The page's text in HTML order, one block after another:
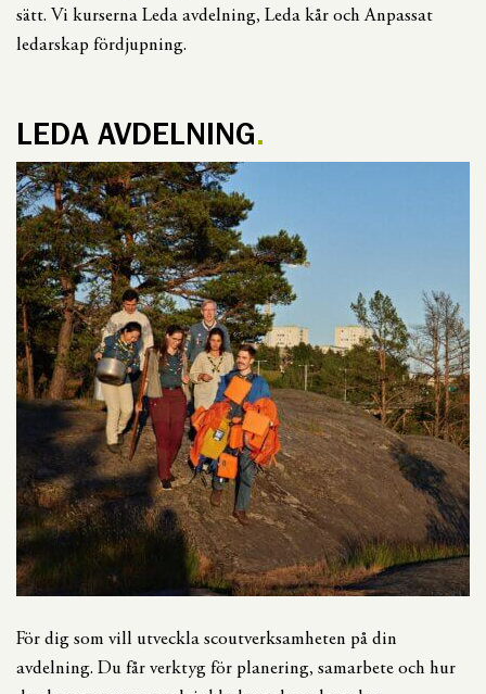
sätt. Vi kurserna Leda avdelning, Leda kår och Anpassat
ledarskap fördjupning.
LEDA AVDELNING
För dig som vill utveckla scoutverksamheten på din
avdelning. Du får verktyg för planering, samarbete och hur